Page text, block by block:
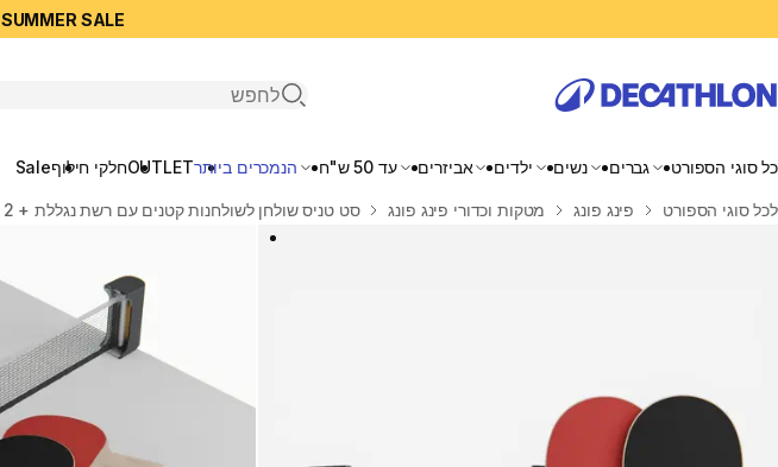
SUMMER SALE עד 50% הנחה 🛍️
פתיחת חיפוש
כל סוגי הספורט גברים נשים ילדים אביזרים עד 50 ש"ח הנמכרים ביותרOUTLETחלקי חילוףSale
בית
לכל סוגי הספורט פינג פונג מטקות וכדורי פינג פונג סט טניס שולחן לשולחנות קטנים עם רשת נגללת + 2 מחבטים PPR100 R + ‏2 כדורים